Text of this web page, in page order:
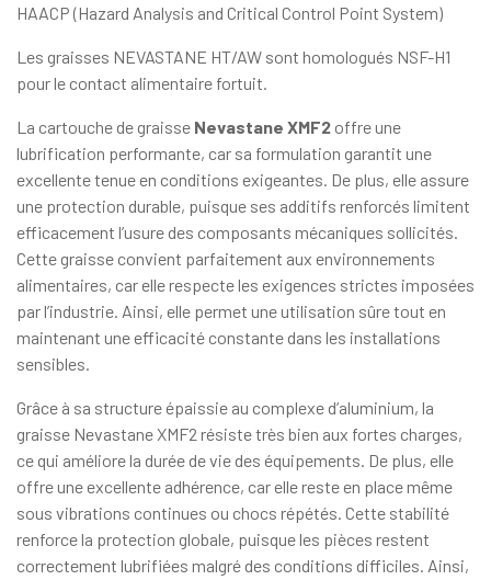
HAACP (Hazard Analysis and Critical Control Point System)
Les graisses NEVASTANE HT/AW sont homologués NSF-H1
pour le contact alimentaire fortuit.
La cartouche de graisse Nevastane XMF2 offre une
lubrification performante, car sa formulation garantit une
excellente tenue en conditions exigeantes. De plus, elle assure
une protection durable, puisque ses additifs renforcés limitent
efficacement l’usure des composants mécaniques sollicités.
Cette graisse convient parfaitement aux environnements
alimentaires, car elle respecte les exigences strictes imposées
par l’industrie. Ainsi, elle permet une utilisation sûre tout en
maintenant une efficacité constante dans les installations
sensibles.
Grâce à sa structure épaissie au complexe d’aluminium, la
graisse Nevastane XMF2 résiste très bien aux fortes charges,
ce qui améliore la durée de vie des équipements. De plus, elle
offre une excellente adhérence, car elle reste en place même
sous vibrations continues ou chocs répétés. Cette stabilité
renforce la protection globale, puisque les pièces restent
correctement lubrifiées malgré des conditions difficiles. Ainsi,